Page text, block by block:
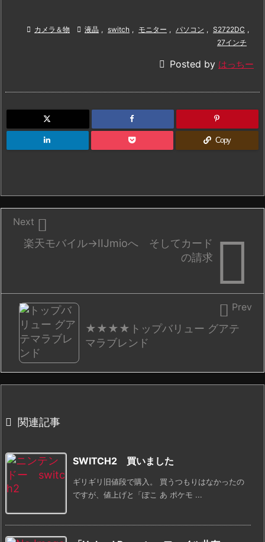
 カメラ＆物  液晶 , switch , モニター , パソコン , S2722DC ,
27インチ
 Posted by はっちー
Copy

楽天モバイル→IIJmioへ そしてカード
の請求

Next
★★★★トップバリュー グアテ
マラブレンド
 Prev
 関連記事
SWITCH2 買いました
ギリギリ旧値段で購入。 買うつもりはなかったの
ですが、値上げと「ぽこ あ ポケモ ...